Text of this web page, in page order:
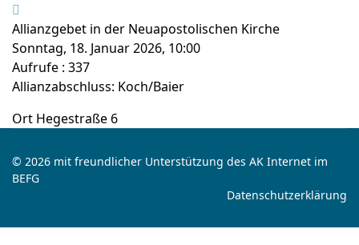
Allianzgebet in der Neuapostolischen Kirche
Sonntag, 18. Januar 2026, 10:00
Aufrufe : 337
Allianzabschluss: Koch/Baier
Ort Hegestraße 6
© 2026 mit freundlicher Unterstützung des AK Internet im
BEFG
Datenschutzerklärung